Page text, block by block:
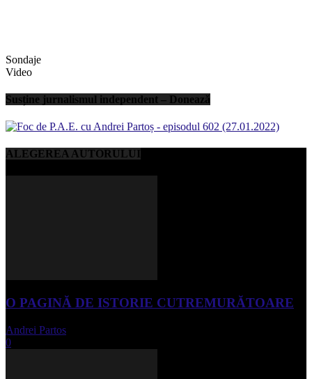
Sondaje
Video
Susține jurnalismul independent – Donează
ALEGEREA AUTORULUI
O PAGINĂ DE ISTORIE CUTREMURĂTOARE
Andrei Partos
0